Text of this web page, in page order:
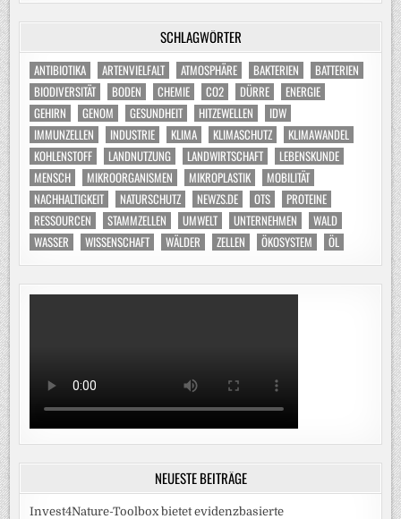
SCHLAGWÖRTER
ANTIBIOTIKA ARTENVIELFALT ATMOSPHÄRE BAKTERIEN
BATTERIEN
BIODIVERSITÄT
BODEN CHEMIE CO2 DÜRRE
ENERGIE
GEHIRN
GENOM GESUNDHEIT HITZEWELLEN
IDW
IMMUNZELLEN
INDUSTRIE KLIMA KLIMASCHUTZ
KLIMAWANDEL
KOHLENSTOFF
LANDNUTZUNG LANDWIRTSCHAFT
LEBENSKUNDE
MENSCH
MIKROORGANISMEN MIKROPLASTIK
MOBILITÄT
NACHHALTIGKEIT
NATURSCHUTZ NEWZS.DE OTS
PROTEINE
RESSOURCEN
STAMMZELLEN UMWELT UNTERNEHMEN
WALD
WASSER
WISSENSCHAFT WÄLDER ZELLEN ÖKOSYSTEM ÖL
NEUESTE BEITRÄGE
Invest4Nature-Toolbox bietet evidenzbasierte